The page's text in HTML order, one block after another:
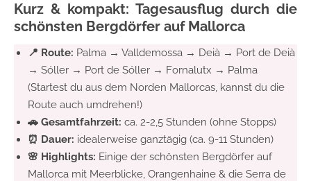
Kurz & kompakt: Tagesausflug durch die
schönsten Bergdörfer auf Mallorca
📍 Route: Palma → Valldemossa → Deià → Port de Deià
→ Sóller → Port de Sóller → Fornalutx → Palma
(Startest du aus dem Norden Mallorcas, kannst du die
Route auch umdrehen!)
🚗 Gesamtfahrzeit: ca. 2-2,5 Stunden (ohne Stopps)
⏰ Dauer: idealerweise ganztägig (ca. 9-11 Stunden)
🌸 Highlights: Einige der schönsten Bergdörfer auf
Mallorca mit Meerblicke, Orangenhaine & die Serra de